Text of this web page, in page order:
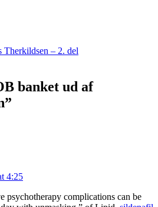
Therkildsen – 2. del
banket ud af
4:25
psychotherapy complications can be